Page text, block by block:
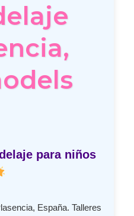
para niños
España. Talleres